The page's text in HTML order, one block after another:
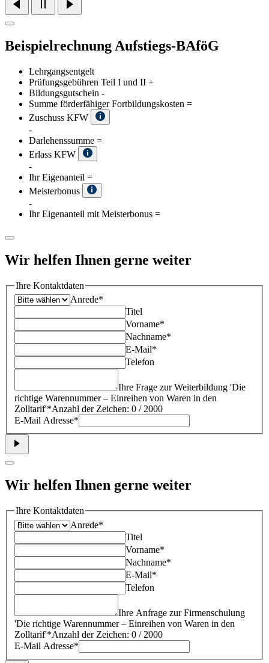
Beispielrechnung Aufstiegs-BAföG
Lehrgangsentgelt
Prüfungsgebühren Teil I und II +
Bildungsgutschein -
Summe förderfähiger Fortbildungskosten =
Zuschuss KFW
-
Darlehenssumme =
Erlass KFW
-
Ihr Eigenanteil =
Meisterbonus
-
Ihr Eigenanteil mit Meisterbonus =
Wir helfen Ihnen gerne weiter
Ihre Kontaktdaten
Anrede*
Titel
Vorname*
Nachname*
E-Mail*
Telefon
Ihre Frage zur Weiterbildung 'Die
richtige Warennummer – Einreihen von Waren in den
Zolltarif'*Anzahl der Zeichen: 0 / 2000
E-Mail Adresse*
Wir helfen Ihnen gerne weiter
Ihre Kontaktdaten
Anrede*
Titel
Vorname*
Nachname*
E-Mail*
Telefon
Ihre Anfrage zur Firmenschulung
'Die richtige Warennummer – Einreihen von Waren in den
Zolltarif'*Anzahl der Zeichen: 0 / 2000
E-Mail Adresse*